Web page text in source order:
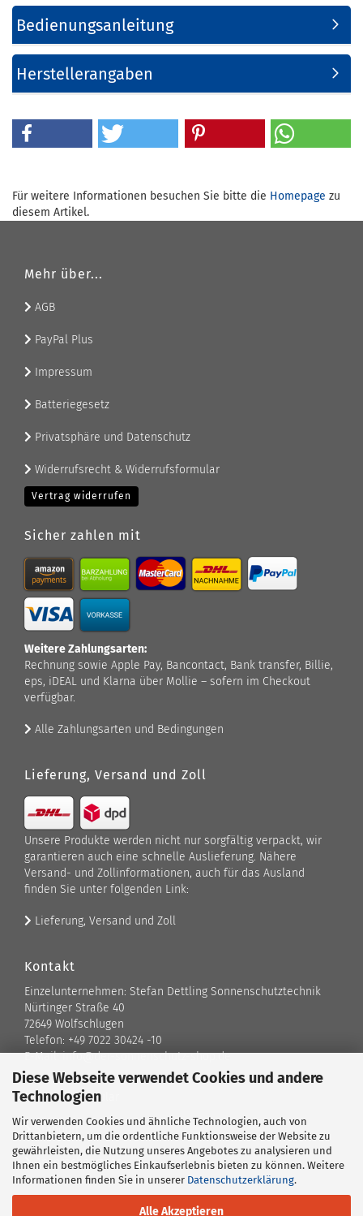
Diese Webseite verwendet Cookies und andere
Technologien
Wir verwenden Cookies und ähnliche Technologien, auch von
Drittanbietern, um die ordentliche Funktionsweise der Website zu
gewährleisten, die Nutzung unseres Angebotes zu analysieren und
Ihnen ein bestmögliches Einkaufserlebnis bieten zu können. Weitere
Informationen finden Sie in unserer Datenschutzerklärung.
Alle Akzeptieren
Bedienungsanleitung
Herstellerangaben
Für weitere Informationen besuchen Sie bitte die Homepage zu
diesem Artikel.
Mehr über...
AGB
PayPal Plus
Impressum
Batteriegesetz
Privatsphäre und Datenschutz
Widerrufsrecht & Widerrufsformular
Vertrag widerrufen
Sicher zahlen mit
Weitere Zahlungsarten:
Rechnung sowie Apple Pay, Bancontact, Bank transfer, Billie,
eps, iDEAL und Klarna über Mollie – sofern im Checkout
verfügbar.
Alle Zahlungsarten und Bedingungen
Lieferung, Versand und Zoll
Unsere Produkte werden nicht nur sorgfältig verpackt, wir
garantieren auch eine schnelle Auslieferung. Nähere
Versand- und Zollinformationen, auch für das Ausland
finden Sie unter folgenden Link:
Lieferung, Versand und Zoll
Kontakt
Einzelunternehmen: Stefan Dettling Sonnenschutztechnik
Nürtinger Straße 40
72649 Wolfschlugen
Telefon: +49 7022 30424 -10
E-Mail: info@der-sonnenschutz-shop.de
Kontaktformular
Standort
Ansprechpartner